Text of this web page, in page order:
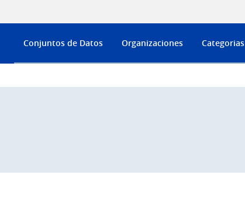
Conjuntos de Datos Organizaciones Categorias